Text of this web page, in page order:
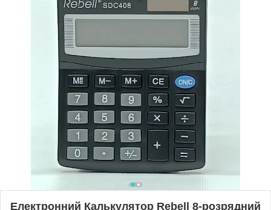
Електронний Калькулятор Rebell 8-розрядний